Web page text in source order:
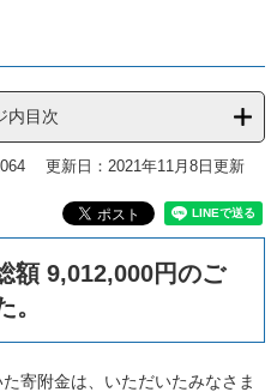
内目次
更新日：2021年11月8日更新
額 9,012,000円のご
。
寄附金は、いただいたみなさま